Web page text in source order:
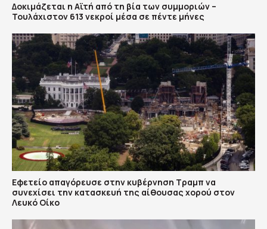
Δοκιμάζεται η Αϊτή από τη βία των συμμοριών –
Τουλάχιστον 613 νεκροί μέσα σε πέντε μήνες
Εφετείο απαγόρευσε στην κυβέρνηση Τραμπ να
συνεχίσει την κατασκευή της αίθουσας χορού στον
Λευκό Οίκο